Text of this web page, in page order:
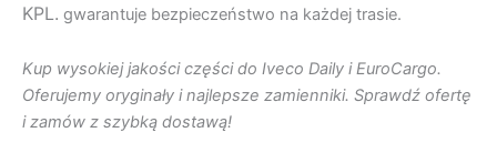
KPL. gwarantuje bezpieczeństwo na każdej trasie.
Kup wysokiej jakości części do Iveco Daily i EuroCargo.
Oferujemy oryginały i najlepsze zamienniki. Sprawdź ofertę
i zamów z szybką dostawą!